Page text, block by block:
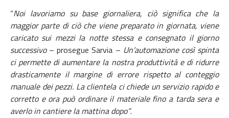
“Noi lavoriamo su base giornaliera, ciò significa che la
maggior parte di ciò che viene preparato in giornata, viene
caricato sui mezzi la notte stessa e consegnato il giorno
successivo– prosegue Sarvia – Un’automazione così spinta
ci permette di aumentare la nostra produttività e di ridurre
drasticamente il margine di errore rispetto al conteggio
manuale dei pezzi. La clientela ci chiede un servizio rapido e
corretto e ora può ordinare il materiale fino a tarda sera e
averlo in cantiere la mattina dopo”.